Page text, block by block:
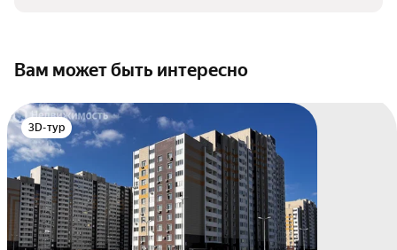
Вам может быть интересно
3D-тур